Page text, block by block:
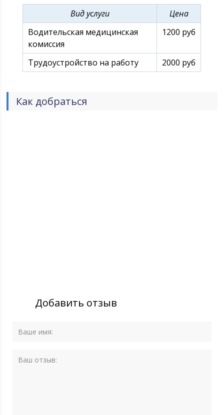
Вид услуги
Цена
Водительская медицинская
комиссия
1200 руб
Трудоустройство на работу 2000 руб
Как добраться
Добавить отзыв